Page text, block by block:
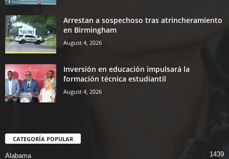
Arrestan a sospechoso tras atrincheramiento
en Birmingham
August 4, 2026
Inversión en educación impulsará la
formación técnica estudiantil
August 4, 2026
CATEGORÍA POPULAR
Alabama 1439